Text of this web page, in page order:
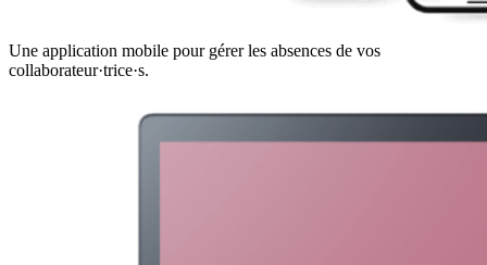
Une application mobile pour gérer les absences de vos
collaborateur·trice·s.